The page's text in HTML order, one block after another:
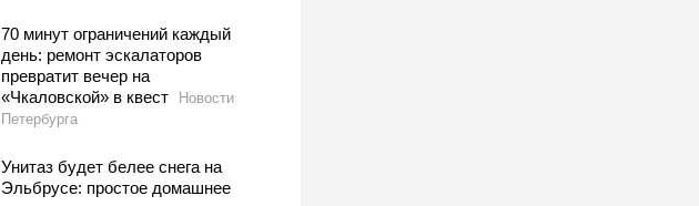
70 минут ограничений каждый
день: ремонт эскалаторов
превратит вечер на
«Чкаловской» в квест
Новости
Петербурга
Унитаз будет белее снега на
Эльбрусе: простое домашнее